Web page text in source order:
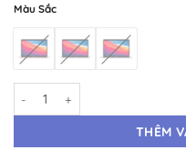
Màu Sắc
Macbook Air M1 | 8CPU |
THÊM